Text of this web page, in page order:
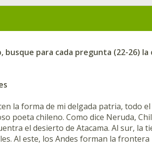
busque para cada pregunta (22-26)
la forma de mi delgada patria, todo
poeta chileno. Como dice Neruda,
el desierto de Atacama. Al sur, la
Al este, los Andes forman la